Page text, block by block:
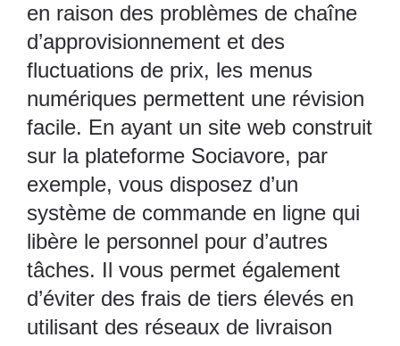
en raison des problèmes de chaîne
d’approvisionnement et des
fluctuations de prix, les menus
numériques permettent une révision
facile. En ayant un site web construit
sur la plateforme Sociavore, par
exemple, vous disposez d’un
système de commande en ligne qui
libère le personnel pour d’autres
tâches. Il vous permet également
d’éviter des frais de tiers élevés en
utilisant des réseaux de livraison